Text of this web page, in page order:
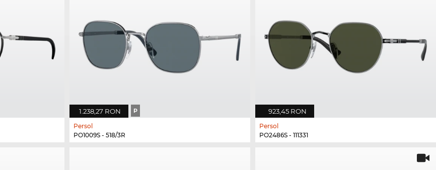
1.238,27 RON P
Persol
PO1009S - 518/3R
923,45 RON
Persol
PO2486S - 111331